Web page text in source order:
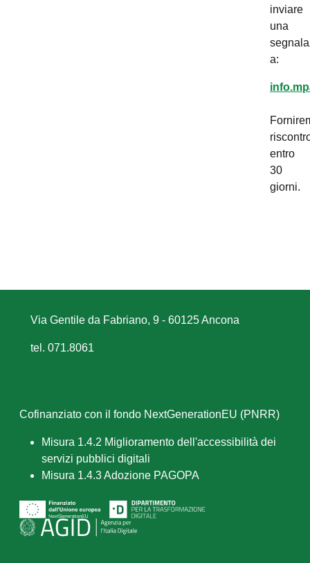
inviare
una
a:
entro
30
giorni.
Via Gentile da Fabriano, 9 - 60125 Ancona
tel. 071.8061
Cofinanziato con il fondo NextGenerationEU (PNRR)
Misura 1.4.2 Miglioramento dell'accessibilità dei
servizi pubblici digitali
Misura 1.4.3 Adozione PAGOPA